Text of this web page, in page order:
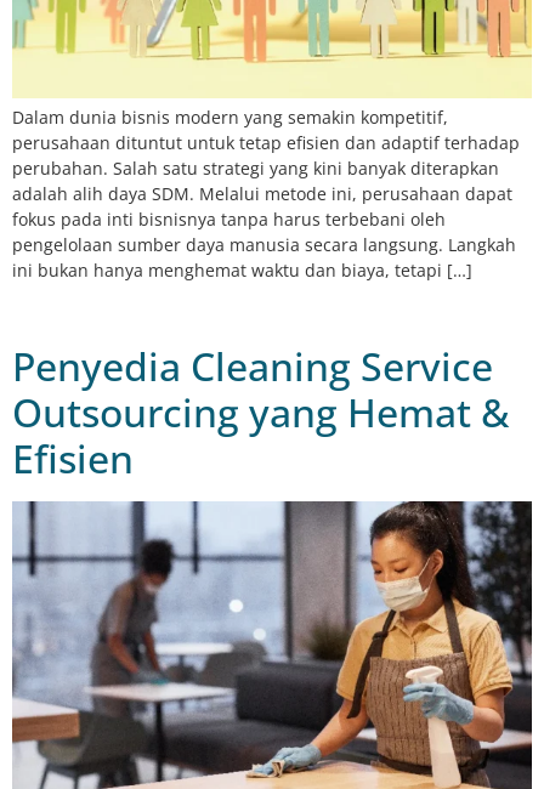
Dalam dunia bisnis modern yang semakin kompetitif,
perusahaan dituntut untuk tetap efisien dan adaptif terhadap
perubahan. Salah satu strategi yang kini banyak diterapkan
adalah alih daya SDM. Melalui metode ini, perusahaan dapat
fokus pada inti bisnisnya tanpa harus terbebani oleh
pengelolaan sumber daya manusia secara langsung. Langkah
ini bukan hanya menghemat waktu dan biaya, tetapi […]
Penyedia Cleaning Service
Outsourcing yang Hemat &
Efisien